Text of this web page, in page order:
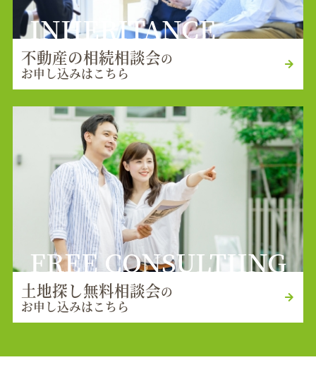
INHERITANCE
不動産の相続相談会の
お申し込みはこちら
FREE CONSULTIING
土地探し無料相談会の
お申し込みはこちら